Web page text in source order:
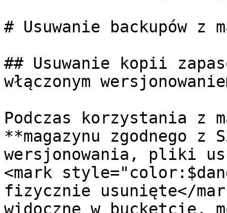
# Usuwanie backupów z
## Usuwanie kopii
włączonym
Podczas korzystania z
**magazynu zgodnego z
wersjonowania, pliki
<mark
fizycznie usunięte</
widoczne w bucketcie,